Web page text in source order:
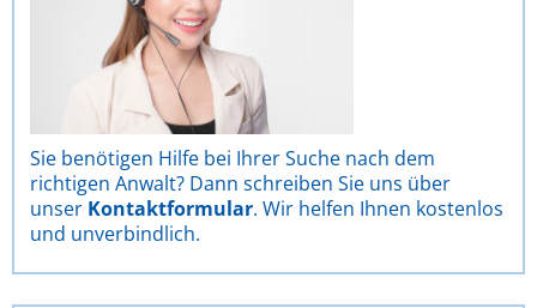
Sie benötigen Hilfe bei Ihrer Suche nach dem
richtigen Anwalt? Dann schreiben Sie uns über
unser Kontaktformular. Wir helfen Ihnen kostenlos
und unverbindlich.